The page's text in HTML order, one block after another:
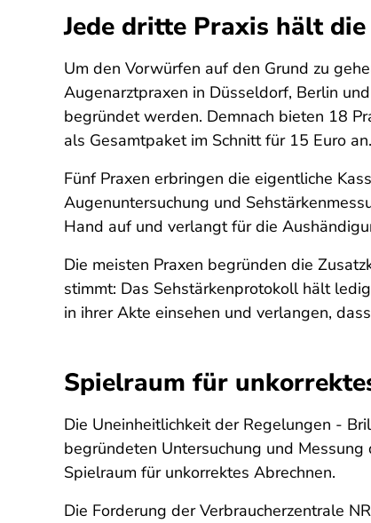
Jede dritte Praxis hält
Um den Vorwürfen auf den Grund zu
Augenarztpraxen in Düsseldorf, Berlin
begründet werden. Demnach bieten 18
als Gesamtpaket im Schnitt für 15 Euro an.
Fünf Praxen erbringen die eigentliche
Augenuntersuchung und
Hand auf und verlangt für die
Die meisten Praxen begründen die
stimmt: Das Sehstärkenprotokoll hält
in ihrer Akte einsehen und verlangen,
Spielraum für
Die Uneinheitlichkeit der Regelungen -
begründeten Untersuchung und
Spielraum für unkorrektes Abrechnen.
Die Forderung der Verbraucherzentrale